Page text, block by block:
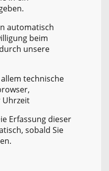
automatisch
beim
unsere
technische
Uhrzeit
Erfassung dieser
sobald Sie